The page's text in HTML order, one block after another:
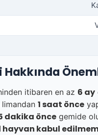
itibaren en az 6 ay
1 saat önce
dakika önce gemide
hayvan kabul